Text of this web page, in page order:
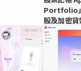
Portfolio
股及加密貨